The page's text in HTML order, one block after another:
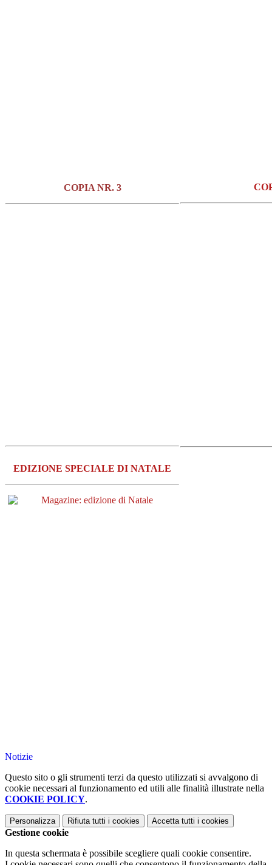
COPIA NR. 3
EDIZIONE SPECIALE DI NATALE
Notizie
Questo sito o gli strumenti terzi da questo utilizzati si avvalgono di
cookie necessari al funzionamento ed utili alle finalità illustrate nella
COOKIE POLICY.
Personalizza Rifiuta tutti i cookies Accetta tutti i cookies
Gestione cookie
In questa schermata è possibile scegliere quali cookie consentire.